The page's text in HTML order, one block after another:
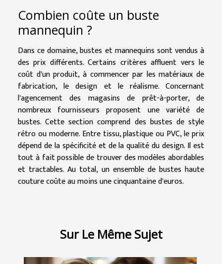
Combien coûte un buste
mannequin ?
Dans ce domaine, bustes et mannequins sont vendus à
des prix différents. Certains critères affluent vers le
coût d'un produit, à commencer par les matériaux de
fabrication, le design et le réalisme. Concernant
l'agencement des magasins de prêt-à-porter, de
nombreux fournisseurs proposent une variété de
bustes. Cette section comprend des bustes de style
rétro ou moderne. Entre tissu, plastique ou PVC, le prix
dépend de la spécificité et de la qualité du design. Il est
tout à fait possible de trouver des modèles abordables
et tractables. Au total, un ensemble de bustes haute
couture coûte au moins une cinquantaine d'euros.
Sur Le Même Sujet